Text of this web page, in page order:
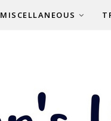
MISCELLANEOUS